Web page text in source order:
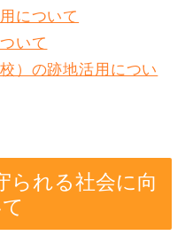
について
いて
）の跡地活用につい
られる社会に向